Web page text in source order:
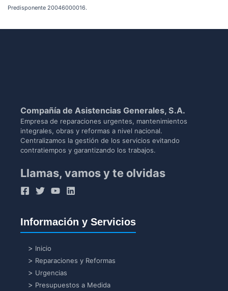
Predisponente 20046000016.
Compañía de Asistencias Generales, S.A.
Empresa de reparaciones urgentes, mantenimientos
integrales, obras y reformas a nivel nacional.
Centralizamos la gestión de los servicios evitando
contratiempos y garantizando los trabajos.
Llamas, vamos y te olvidas
Información y Servicios
Inicio
Reparaciones y Reformas
Urgencias
Presupuestos a Medida